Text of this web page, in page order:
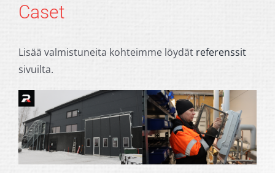
Caset
Lisää valmistuneita kohteimme löydät referenssit
sivuilta.